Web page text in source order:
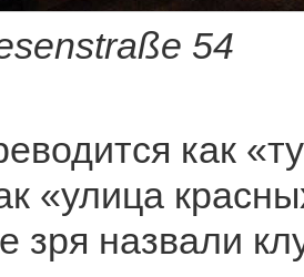
54
как
«улица
зря назвали